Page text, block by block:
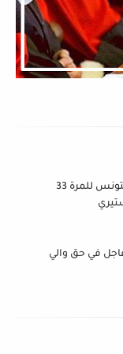
الترجي الرياضي يتوج بطلاً لتونس للمرة 33
عاجل في حق والي